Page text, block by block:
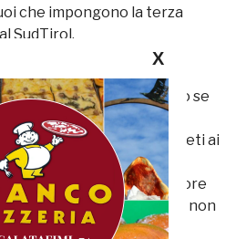
che impongono la terza
SudTirol.
controllando sotto il letto se
Teramo. La formazione
andata e ritorno, undici reti ai
alcuni episodi
del secondo rigore
territoriale teramano non
apre le danze dopo un
X